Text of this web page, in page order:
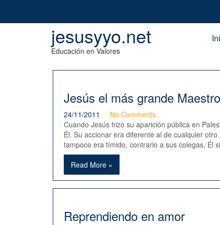
content
jesusyyo.net
Educación en Valores
Jesús el más grande
24/11/2011
No Comments
Cuando Jesús hizo su aparición pública en
Él. Su accionar era diferente al de cualquier
tampoco era tímido, contrario a sus colegas, Él
Read More »
Reprendiendo en amor